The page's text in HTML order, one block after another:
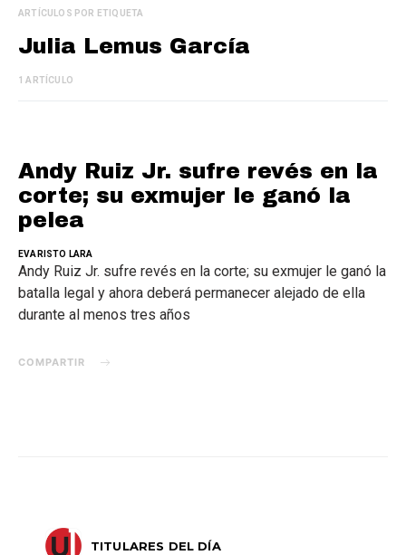
ARTÍCULOS POR ETIQUETA
Julia Lemus García
1 ARTÍCULO
Andy Ruiz Jr. sufre revés en la
corte; su exmujer le ganó la
pelea
EVARISTO LARA
Andy Ruiz Jr. sufre revés en la corte; su exmujer le ganó la
batalla legal y ahora deberá permanecer alejado de ella
durante al menos tres años
COMPARTIR
TITULARES DEL DÍA